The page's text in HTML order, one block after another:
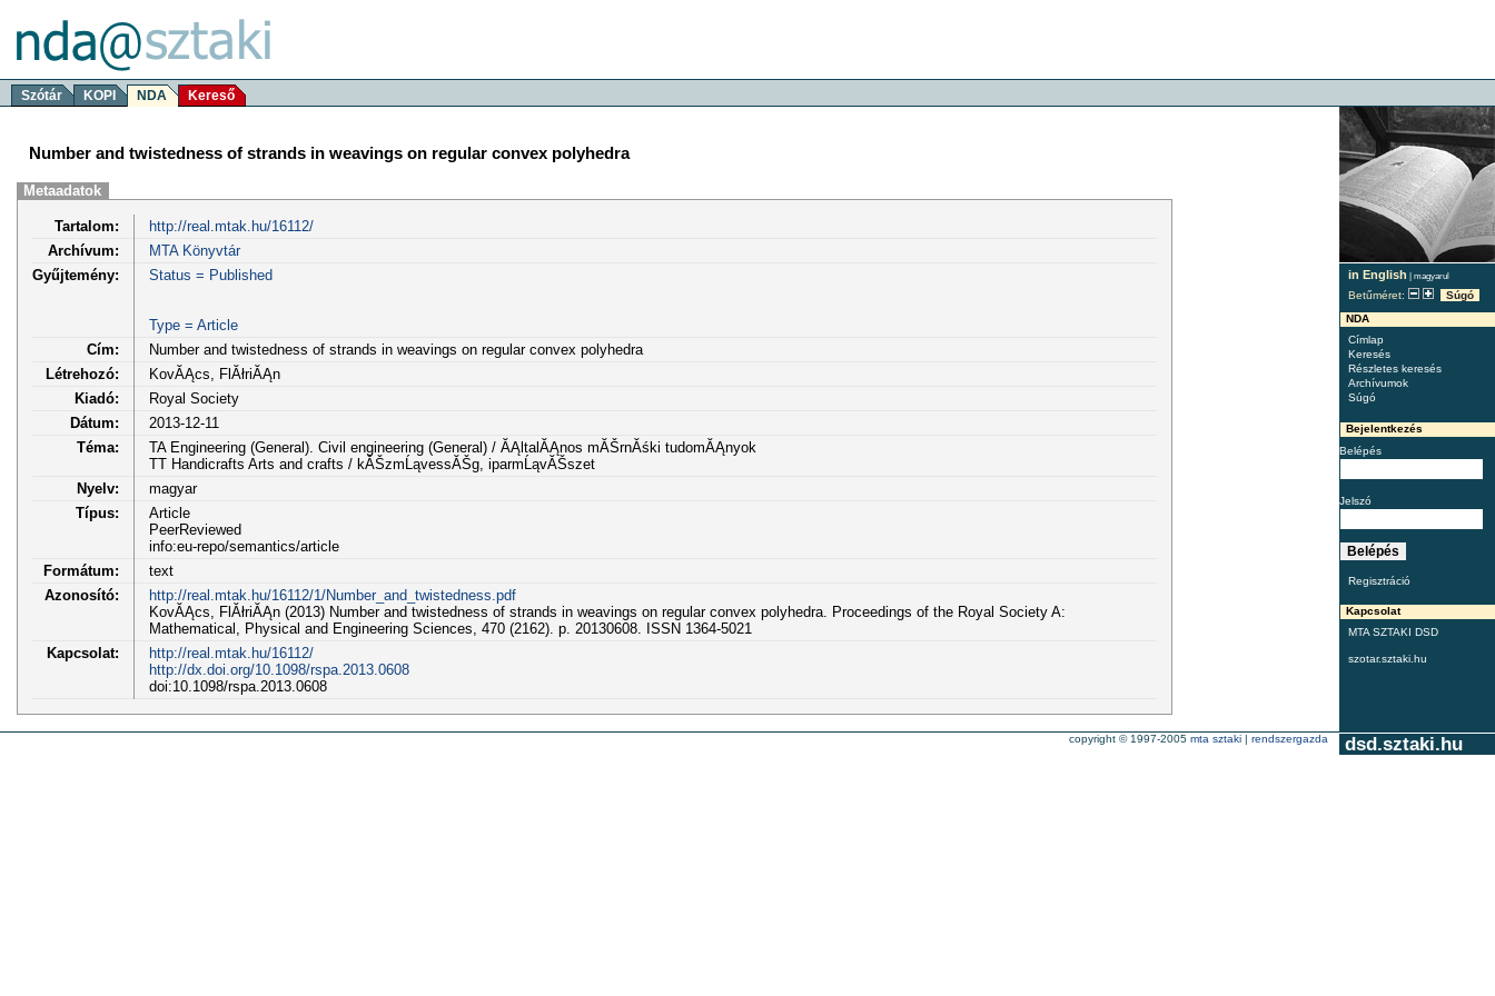
Szótár KOPI NDA Kereső
in English | magyarul
Betűméret:
Súgó
NDA
Címlap
Keresés
Részletes keresés
Archívumok
Súgó
Bejelentkezés
Belépés
Jelszó
Regisztráció
Kapcsolat
MTA SZTAKI DSD
szotar.sztaki.hu
Number and twistedness of strands in weavings on regular convex polyhedra
Metaadatok
Tartalom:
http://real.mtak.hu/16112/
Archívum:
MTA Könyvtár
Gyűjtemény:
Status = Published
Type = Article
Cím:
Number and twistedness of strands in weavings on regular convex polyhedra
Létrehozó:
KovĂĄcs, FlĂłriĂĄn
Kiadó:
Royal Society
Dátum:
2013-12-11
Téma:
TA Engineering (General). Civil engineering (General) / ĂĄltalĂĄnos mĂŠrnĂśki tudomĂĄnyok
TT Handicrafts Arts and crafts / kĂŠzmĹąvessĂŠg, iparmĹąvĂŠszet
Nyelv:
magyar
Típus:
Article
PeerReviewed
info:eu-repo/semantics/article
Formátum:
text
Azonosító:
http://real.mtak.hu/16112/1/Number_and_twistedness.pdf
KovĂĄcs, FlĂłriĂĄn (2013) Number and twistedness of strands in weavings on regular convex polyhedra. Proceedings of the Royal Society A:
Mathematical, Physical and Engineering Sciences, 470 (2162). p. 20130608. ISSN 1364-5021
Kapcsolat:
http://real.mtak.hu/16112/
http://dx.doi.org/10.1098/rspa.2013.0608
doi:10.1098/rspa.2013.0608
dsd.sztaki.hu
copyright © 1997-2005 mta sztaki | rendszergazda